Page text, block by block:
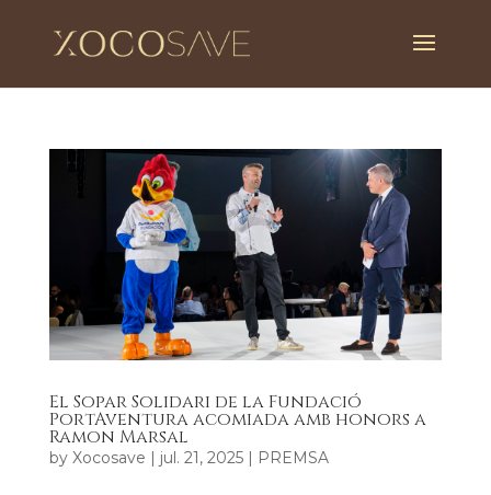
El Sopar Solidari de la Fundació
PortAventura acomiada amb honors a
Ramon Marsal
by Xocosave jul. 21, 2025| PREMSA